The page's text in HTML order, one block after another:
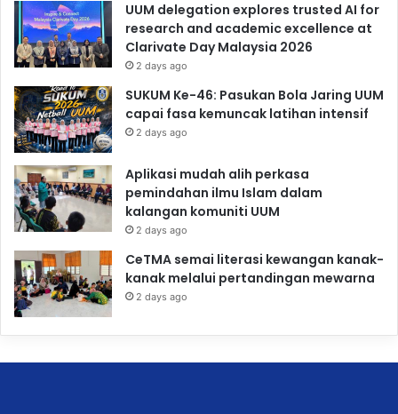
UUM delegation explores trusted AI for
research and academic excellence at
Clarivate Day Malaysia 2026
2 days ago
SUKUM Ke-46: Pasukan Bola Jaring UUM
capai fasa kemuncak latihan intensif
2 days ago
Aplikasi mudah alih perkasa
pemindahan ilmu Islam dalam
kalangan komuniti UUM
2 days ago
CeTMA semai literasi kewangan kanak-
kanak melalui pertandingan mewarna
2 days ago